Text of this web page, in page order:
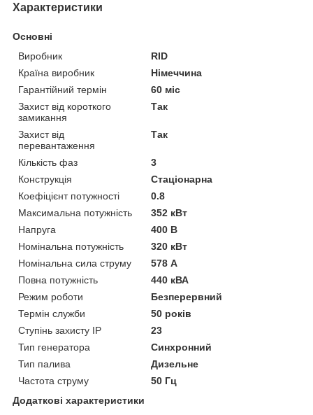
Характеристики
Основні
Виробник
RID
Країна виробник
Німеччина
Гарантійний термін
60 міс
Захист від короткого
замикання
Так
Захист від
перевантаження
Так
Кількість фаз
3
Конструкція
Стаціонарна
Коефіцієнт потужності
0.8
Максимальна потужність
352 кВт
Напруга
400 В
Номінальна потужність
320 кВт
Номінальна сила струму
578 А
Повна потужність
440 кВА
Режим роботи
Безперервний
Термін служби
50 років
Ступінь захисту IP
23
Тип генератора
Синхронний
Тип палива
Дизельне
Частота струму
50 Гц
Додаткові характеристики